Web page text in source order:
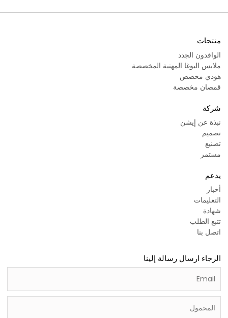
منتجات
الوافدون الجدد
ملابس اليوغا المهنية المخصصة
هودي مخصص
قمصان مخصصة
شركة
نبذة عن إيشن
تصميم
تصنيع
مستمر
يدعم
أخبار
التعليمات
شهادة
تتبع الطلب
اتصل بنا
الرجاء ارسال رسالة إلينا